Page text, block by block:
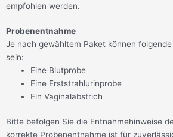
empfohlen werden.
Probenentnahme
Je nach gewähltem Paket können
sein:
Eine Blutprobe
Eine Erststrahlurinprobe
Ein Vaginalabstrich
Bitte befolgen Sie die Entnahmehinweise
korrekte Probenentnahme ist für